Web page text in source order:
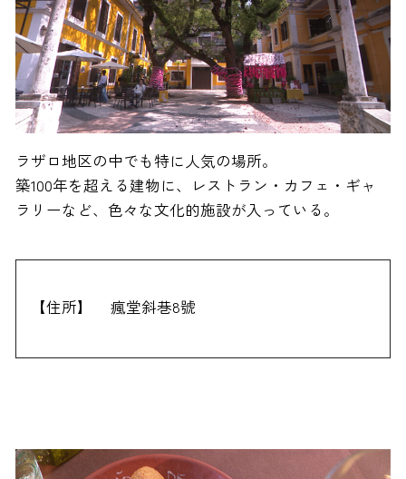
ラザロ地区の中でも特に人気の場所。
築100年を超える建物に、レストラン・カフェ・ギャ
ラリーなど、色々な文化的施設が入っている。
【住所】 瘋堂斜巷8號